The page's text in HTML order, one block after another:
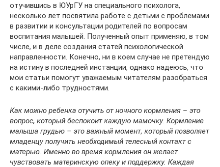
отучившись в ЮУрГУ на специального психолога,
несколько лет посвятила работе с детьми с проблемами
в развитии и консультации родителей по вопросам
воспитания малышей. Полученный опыт применяю, в том
числе, и в деле создания статей психологической
направленности. Конечно, ни в коем случае не претендую
на истину в последней инстанции, однако надеюсь, что
мои статьи помогут уважаемым читателям разобраться
с какими-либо трудностями.
Как можно ребенка отучить от ночного кормления – это
вопрос, который беспокоит каждую мамочку. Кормление
малыша грудью – это важный момент, который позволяет
младенцу получить необходимый телесный контакт с
матерью. Именно во время кормления он желает
чувствовать материнскую опеку и поддержку. Каждая